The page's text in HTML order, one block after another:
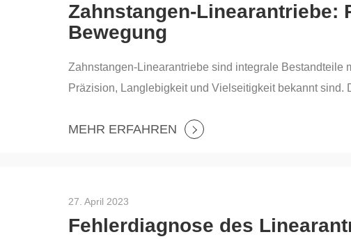
Zahnstangen-Linearantriebe:
Bewegung
Zahnstangen-Linearantriebe sind integrale Bestandteile
Präzision, Langlebigkeit und Vielseitigkeit bekannt
führender Anbieter fortschrittlicher
MEHR ERFAHREN
27. April 2023
Fehlerdiagnose des